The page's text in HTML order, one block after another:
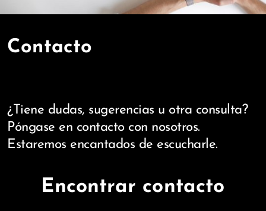
Contacto
¿Tiene dudas, sugerencias u otra consulta?
Póngase en contacto con nosotros.
Estaremos encantados de escucharle.
Encontrar contacto